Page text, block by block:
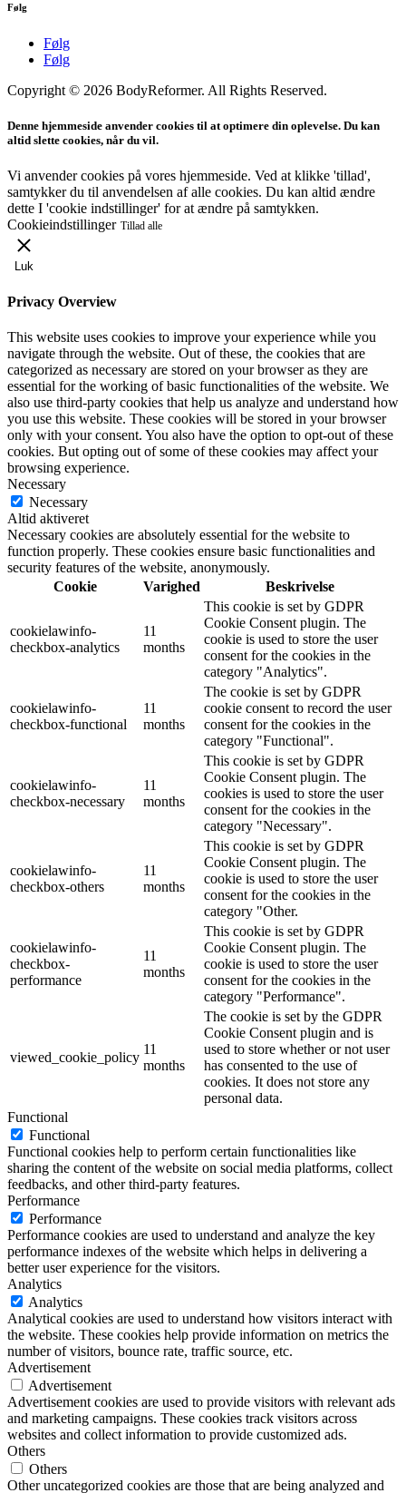
Følg
Følg
Følg
Copyright © 2026 BodyReformer. All Rights Reserved.
Denne hjemmeside anvender cookies til at optimere din oplevelse. Du kan
altid slette cookies, når du vil.
Vi anvender cookies på vores hjemmeside. Ved at klikke 'tillad',
samtykker du til anvendelsen af alle cookies. Du kan altid ændre
dette I 'cookie indstillinger' for at ændre på samtykken.
Cookieindstillinger Tillad alle
Luk
Privacy Overview
This website uses cookies to improve your experience while you
navigate through the website. Out of these, the cookies that are
categorized as necessary are stored on your browser as they are
essential for the working of basic functionalities of the website. We
also use third-party cookies that help us analyze and understand how
you use this website. These cookies will be stored in your browser
only with your consent. You also have the option to opt-out of these
cookies. But opting out of some of these cookies may affect your
browsing experience.
Necessary
Necessary
Altid aktiveret
Necessary cookies are absolutely essential for the website to
function properly. These cookies ensure basic functionalities and
security features of the website, anonymously.
Cookie
Varighed Beskrivelse
cookielawinfo-
checkbox-analytics
11
months
This cookie is set by GDPR
Cookie Consent plugin. The
cookie is used to store the user
consent for the cookies in the
category "Analytics".
cookielawinfo-
checkbox-functional
11
months
The cookie is set by GDPR
cookie consent to record the user
consent for the cookies in the
category "Functional".
cookielawinfo-
checkbox-necessary
11
months
This cookie is set by GDPR
Cookie Consent plugin. The
cookies is used to store the user
consent for the cookies in the
category "Necessary".
cookielawinfo-
checkbox-others
11
months
This cookie is set by GDPR
Cookie Consent plugin. The
cookie is used to store the user
consent for the cookies in the
category "Other.
cookielawinfo-
checkbox-
performance
11
months
This cookie is set by GDPR
Cookie Consent plugin. The
cookie is used to store the user
consent for the cookies in the
category "Performance".
viewed_cookie_policy
11
months
The cookie is set by the GDPR
Cookie Consent plugin and is
used to store whether or not user
has consented to the use of
cookies. It does not store any
personal data.
Functional
Functional
Functional cookies help to perform certain functionalities like
sharing the content of the website on social media platforms, collect
feedbacks, and other third-party features.
Performance
Performance
Performance cookies are used to understand and analyze the key
performance indexes of the website which helps in delivering a
better user experience for the visitors.
Analytics
Analytics
Analytical cookies are used to understand how visitors interact with
the website. These cookies help provide information on metrics the
number of visitors, bounce rate, traffic source, etc.
Advertisement
Advertisement
Advertisement cookies are used to provide visitors with relevant ads
and marketing campaigns. These cookies track visitors across
websites and collect information to provide customized ads.
Others
Others
Other uncategorized cookies are those that are being analyzed and